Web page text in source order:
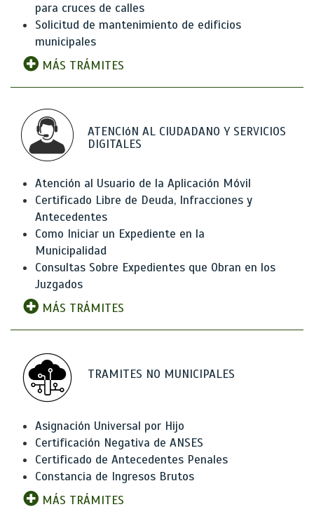
para cruces de calles
Solicitud de mantenimiento de edificios
municipales
MÁS TRÁMITES
ATENCIóN AL CIUDADANO Y SERVICIOS
DIGITALES
Atención al Usuario de la Aplicación Móvil
Certificado Libre de Deuda, Infracciones y
Antecedentes
Como Iniciar un Expediente en la
Municipalidad
Consultas Sobre Expedientes que Obran en los
Juzgados
MÁS TRÁMITES
TRAMITES NO MUNICIPALES
Asignación Universal por Hijo
Certificación Negativa de ANSES
Certificado de Antecedentes Penales
Constancia de Ingresos Brutos
MÁS TRÁMITES